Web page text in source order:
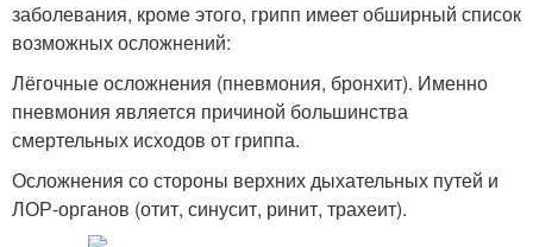
заболевания, кроме этого, грипп имеет обширный список
возможных осложнений:
Лёгочные осложнения (пневмония, бронхит). Именно
пневмония является причиной большинства
смертельных исходов от гриппа.
Осложнения со стороны верхних дыхательных путей и
ЛОР-органов (отит, синусит, ринит, трахеит).